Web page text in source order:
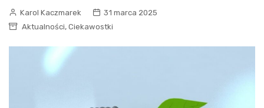
Karol Kaczmarek
31 marca 2025
Aktualności, Ciekawostki